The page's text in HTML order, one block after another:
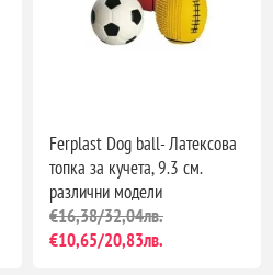
Ferplast Dog ball- Латексова
топка за кучета, 9.3 см.
различни модели
€16,38/32,04лв.
€10,65/20,83лв.